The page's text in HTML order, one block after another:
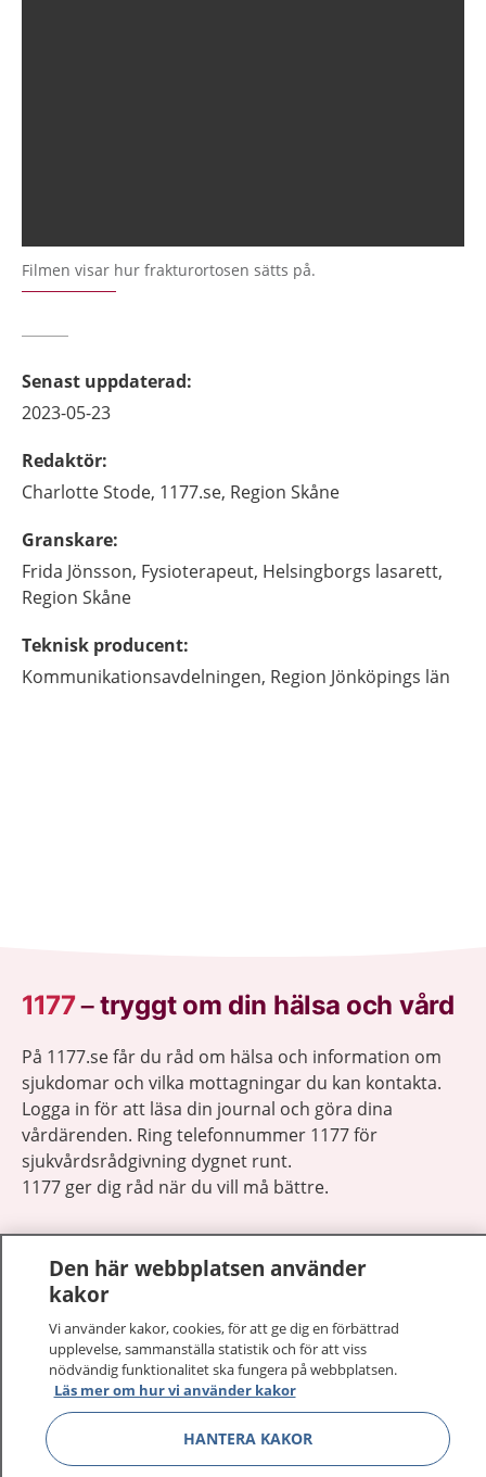
Filmen visar hur frakturortosen sätts på.
Senast uppdaterad:
2023-05-23
Redaktör:
CharlotteStode, 1177.se, Region Skåne
Granskare:
Frida Jönsson, Fysioterapeut, Helsingborgs lasarett,
Region Skåne
Teknisk producent:
Kommunikationsavdelningen, Region Jönköpings län
1177–tryggt om din hälsa och vård
På 1177.se får du råd om hälsa och information om
sjukdomar och vilka mottagningar du kan kontakta.
Logga in för att läsa din journal och göra dina
vårdärenden. Ring telefonnummer 1177 för
sjukvårdsrådgivning dygnet runt.
1177 ger dig råd när du vill må bättre.
1177 på flera språk
Om 1177
Kontakt Visa
Den här webbplatsen använder
kakor
Vi använder kakor, cookies, för att ge dig en förbättrad
upplevelse, sammanställa statistik och för att viss
nödvändig funktionalitet ska fungera på webbplatsen.
Läs mer om hur vi använder kakor
HANTERA KAKOR